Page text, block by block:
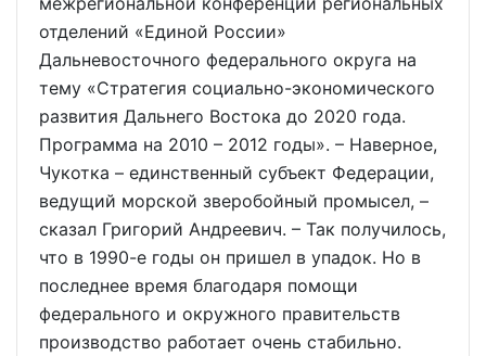
отделений «Единой России»
Дальневосточного федерального округа на
тему «Стратегия социально-экономического
развития Дальнего Востока до 2020 года.
Программа на 2010 – 2012 годы». – Наверное,
Чукотка – единственный субъект Федерации,
ведущий морской зверобойный промысел, –
сказал Григорий Андреевич. – Так получилось,
что в 1990-е годы он пришел в упадок. Но в
последнее время благодаря помощи
федерального и окружного правительств
производство работает очень стабильно.